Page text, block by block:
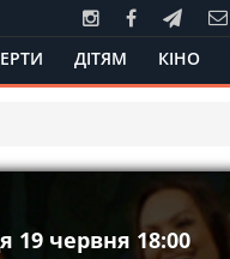
ДІТЯМ КІНО
19 червня 18:00